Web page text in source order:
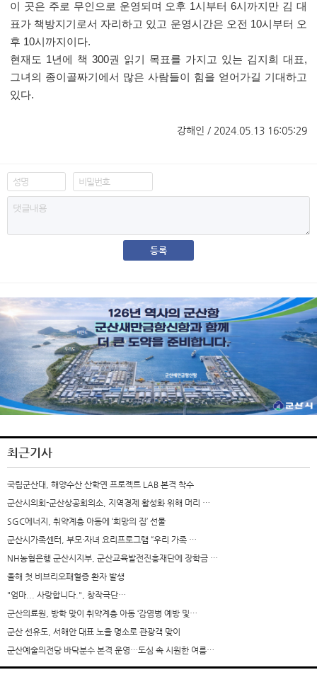
이 곳은 주로 무인으로 운영되며 오후 1시부터6시까지만 김 대
표가 책방지기로서 자리하고 있고 운영시간은 오전 10시부터 오
후 10시까지이다.
현재도 1년에 책 300권 읽기 목표를 가지고 있는 김지희 대표,
그녀의 종이골짜기에서 많은 사람들이 힘을 얻어가길 기대하고
있다.
강해인 / 2024.05.13 16:05:29
최근기사
국립군산대, 해양수산 산학연 프로젝트 LAB 본격 착수
군산시의회-군산상공회의소, 지역경제 활성화 위해 머리 …
SGC에너지, 취약계층 아동에 ‘희망의 집’ 선물
군산시가족센터, 부모·자녀 요리프로그램 “우리 가족 …
NH농협은행 군산시지부, 군산교육발전진흥재단에 장학금 …
올해 첫 비브리오패혈증 환자 발생
"엄마... 사랑합니다.", 창작극단…
군산의료원, 방학 맞이 취약계층 아동 ‘감염병 예방 및…
군산 선유도, 서해안 대표 노을 명소로 관광객 맞이
군산예술의전당 바닥분수 본격 운영…도심 속 시원한 여름…